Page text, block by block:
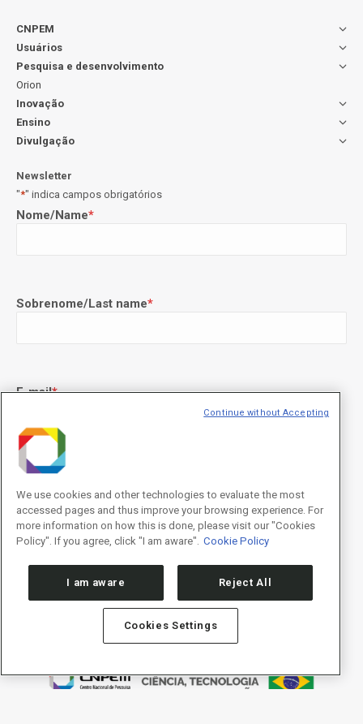
CNPEM
Usuários
Pesquisa e desenvolvimento
Orion
Inovação
Ensino
Divulgação
Newsletter
"*" indica campos obrigatórios
Nome/Name*
Sobrenome/Last name*
E-mail*
Concordo com os termos de uso descritos naPolítica de
Privacidade
/I agree to the terms of use described in the
Privacy
Policy.
We use cookies and other technologies to evaluate the most
accessed pages and thus improve your browsing experience. For
more information on how this is done, please visit our "Cookies
Policy". If you agree, click "I am aware". Cookie Policy
I am aware Reject All
Cookies Settings
Continue without Accepting